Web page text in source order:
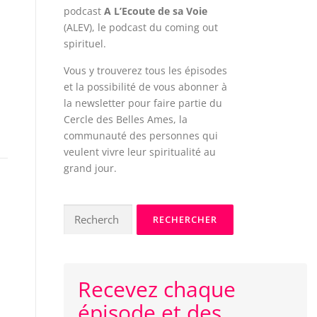
podcast A L’Ecoute de sa Voie
(ALEV), le podcast du coming out
spirituel.
Vous y trouverez tous les épisodes
et la possibilité de vous abonner à
la newsletter pour faire partie du
Cercle des Belles Ames, la
communauté des personnes qui
veulent vivre leur spiritualité au
grand jour.
Rechercher :
Recevez chaque